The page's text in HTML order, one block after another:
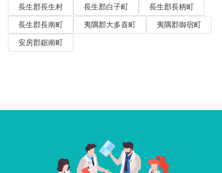
長生郡長生村
長生郡白子町
長生郡長柄町
長生郡長南町
夷隅郡大多喜町
夷隅郡御宿町
安房郡鋸南町